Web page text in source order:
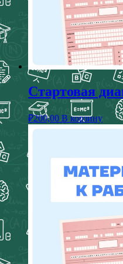
Стартовая
₽200,00 В корзину